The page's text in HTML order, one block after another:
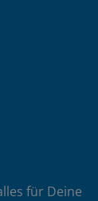
für Deine